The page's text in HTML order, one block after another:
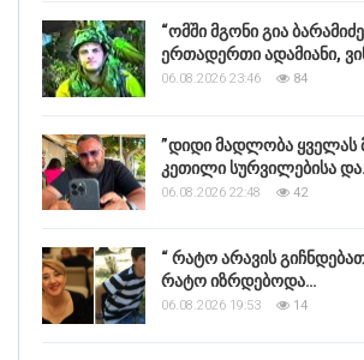
“ომში მგონი გია
ერთადერთი ადამიანი,
06.08.2026 23:46 84
”დიდი მადლობა ყველას
კეთილი სურვილებისა
06.08.2026 22:48 42
“ რატო არავის
რატო იზრდებოდა…
06.08.2026 19:53 14